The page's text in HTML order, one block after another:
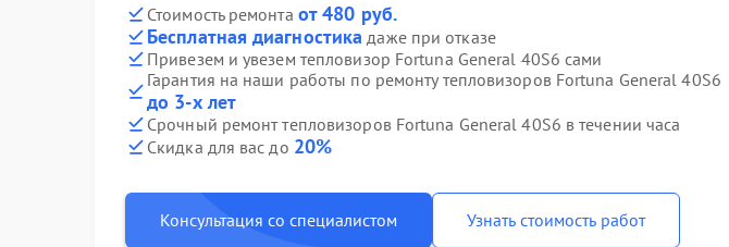
Стоимость ремонта от 480 руб.
Бесплатная диагностика даже при отказе
Привезем и увезем тепловизор Fortuna General 40S6 сами
Гарантия на наши работы по ремонту тепловизоров Fortuna General 40S6
до 3-х лет
Срочный ремонт тепловизоров Fortuna General 40S6 в течении часа
Скидка для вас до 20%
Консультация со специалистом Узнать стоимость работ